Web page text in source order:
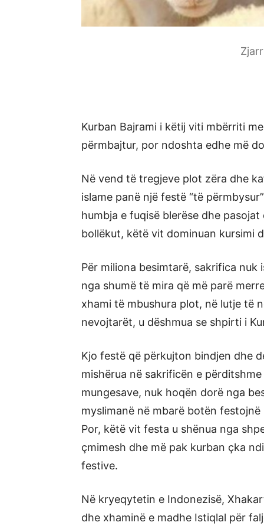
Kurban Bajrami i këtij viti mbërriti
përmbajtur, por ndoshta edhe më
Në vend të tregjeve plot zëra dhe
islame panë një festë “të
humbja e fuqisë blerëse dhe
bollëkut, këtë vit dominuan kursimi
Për miliona besimtarë, sakrifica
nga shumë të mira që më parë
xhami të mbushura plot, në lutje të
nevojtarët, u dëshmua se shpirti i
Kjo festë që përkujton bindjen dhe
mishërua në sakrificën e
mungesave, nuk hoqën dorë nga
myslimanë në mbarë botën
Por, këtë vit festa u shënua nga
çmimesh dhe më pak kurban çka
festive.
Në kryeqytetin e Indonezisë,
dhe xhaminë e madhe Istiqlal për